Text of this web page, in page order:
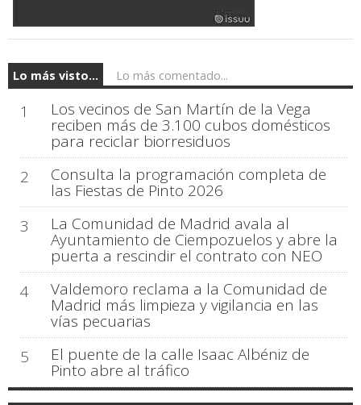
Lo más visto... Lo más comentado...
1 Los vecinos de San Martín de la Vega
reciben más de 3.100 cubos domésticos
para reciclar biorresiduos
2
Consulta la programación completa de
las Fiestas de Pinto 2026
3
La Comunidad de Madrid avala al
Ayuntamiento de Ciempozuelos y abre la
puerta a rescindir el contrato con NEO
4
Valdemoro reclama a la Comunidad de
Madrid más limpieza y vigilancia en las
vías pecuarias
5
El puente de la calle Isaac Albéniz de
Pinto abre al tráfico